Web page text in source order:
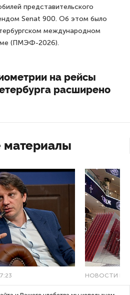
представительского
Senat 900. Об этом было
международном
(ПМЭФ-2026).
на рейсы
расширено
НОВОСТИ